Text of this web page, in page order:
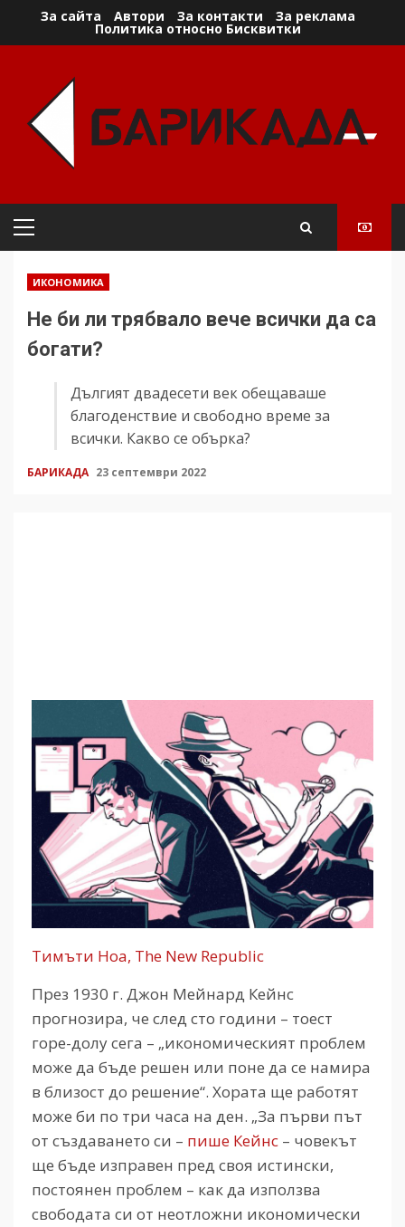
За сайта Автори За контакти За реклама
Политика относно Бисквитки
Primary
ИКОНОМИКА
Не би ли трябвало вече всички да са
богати?
Дългият двадесети век обещаваше
благоденствие и свободно време за
всички. Какво се обърка?
БАРИКАДА 23 септември 2022
Тимъти Ноа, The New Republic
През 1930 г. Джон Мейнард Кейнс
прогнозира, че след сто години – тоест
горе-долу сега – „икономическият проблем
може да бъде решен или поне да се намира
в близост до решение“. Хората ще работят
може би по три часа на ден. „За първи път
от създаването си – пише Кейнс – човекът
ще бъде изправен пред своя истински,
постоянен проблем – как да използва
свободата си от неотложни икономически